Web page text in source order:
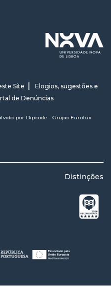
Site
Elogios, sugestões e
de Denúncias
por Dipcode - Grupo Eurotux
Distinções